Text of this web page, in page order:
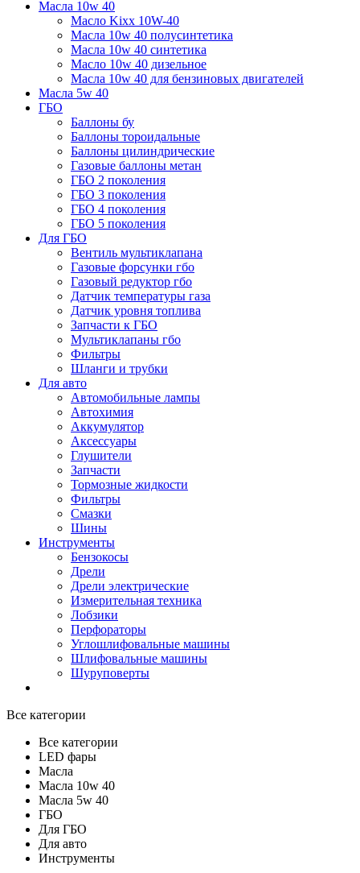
Масла 10w 40
Mасло Kixx 10W-40
Масла 10w 40 полусинтетика
Масла 10w 40 синтетика
Масло 10w 40 дизельное
Масла 10w 40 для бензиновых двигателей
Масла 5w 40
ГБО
Баллоны бу
Баллоны тороидальные
Баллоны цилиндрические
Газовые баллоны метан
ГБО 2 поколения
ГБО 3 поколения
ГБО 4 поколения
ГБО 5 поколения
Для ГБО
Вентиль мультиклапана
Газовые форсунки гбо
Газовый редуктор гбо
Датчик температуры газа
Датчик уровня топлива
Запчасти к ГБО
Мультиклапаны гбо
Фильтры
Шланги и трубки
Для авто
Автомобильные лампы
Автохимия
Аккумулятор
Аксессуары
Глушители
Запчасти
Тормозные жидкости
Фильтры
Смазки
Шины
Инструменты
Бензокосы
Дрели
Дрели электрические
Измерительная техника
Лобзики
Перфораторы
Углошлифовальные машины
Шлифовальные машины
Шуруповерты
Все категории
Все категории
LED фары
Масла
Масла 10w 40
Масла 5w 40
ГБО
Для ГБО
Для авто
Инструменты